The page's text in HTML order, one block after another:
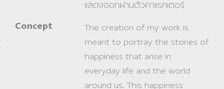
แสดงออกผ่านตัวคาแรกเตอร์
Concept
The creation of my work is
meant to portray the stories of
happiness that arise in
everyday life and the world
around us. This happiness